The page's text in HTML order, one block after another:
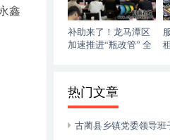
鑫
补助来了！龙马潭区
加速推进“瓶改管” 全
热门文章
古蔺县乡镇党委领导班